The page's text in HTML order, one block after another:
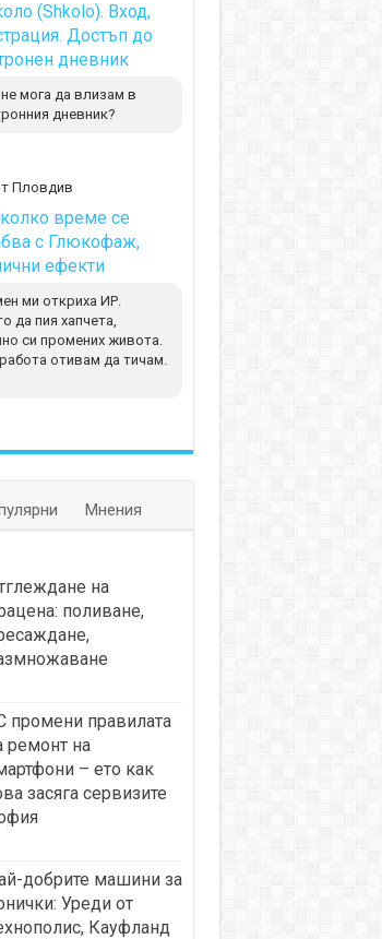
(Shkolo). Вход,
Достъп до
дневник
мога да влизам в
дневник?
Пловдив
време се
с Глюкофаж,
ефекти
ми откриха ИР.
да пия хапчета,
си промених живота.
отивам да тичам.
Мнения
на
поливане,
промени правилата
ремонт на
– ето как
засяга сервизите
добрите машини за
Уреди от
Кауфланд